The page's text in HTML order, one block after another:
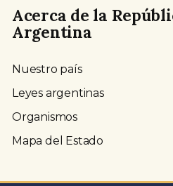
Acerca de la
Argentina
Nuestro país
Leyes argentinas
Organismos
Mapa del Estado